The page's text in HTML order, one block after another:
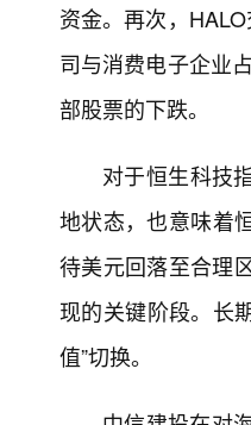
资金。再次，
司与消费电子企业
部股票的下跌。
对于恒生科技
地状态，也意味着
待美元回落至合理
现的关键阶段。长
值”切换。